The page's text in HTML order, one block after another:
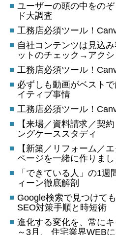
ユーザーの頭の中をの
ド大調査
工務店必須ツール！
自社コンテンツは見込
ットのチェック→アクシ
工務店必須ツール！
必ずしも動画がベスト
イティブ事情
工務店必須ツール！
【来場／資料請求／契
ングケーススタディ
【新築／リフォーム／
ページを一緒に作りまし
「できている人」の1
ィーン徹底解剖
Google検索で見つけて
SEO対策手順と時短術
進化する変化を、常に
～3月、 住宅業界WEB